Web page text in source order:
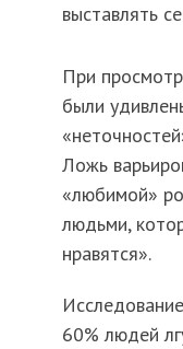
выставлять
При
были
Ложь
«любимой»
людьми,
нравятся».
60% людей